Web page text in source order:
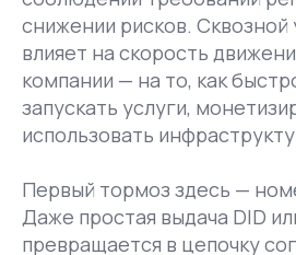
снижении рисков.
влияет на скорость
компании — на то, как
запускать услуги,
использовать
Первый тормоз здесь —
Даже простая выдача DID
превращается в цепочку